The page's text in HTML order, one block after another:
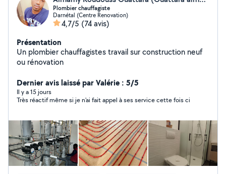
Plombier chauffagiste
Darnétal (Centre Renovation)
4,7/5 (74 avis)
Présentation
Un plombier chauffagistes travail sur construction neuf
ou rénovation
Dernier avis laissé par Valérie : 5/5
Il y a 15 jours
Très réactif même si je n'ai fait appel à ses service cette fois ci